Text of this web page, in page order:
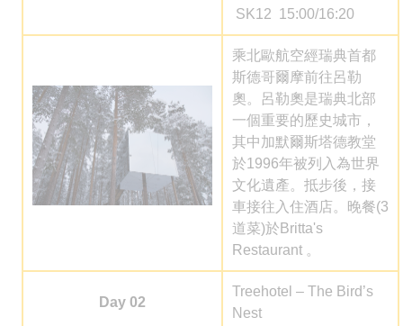
SK12 15:00/16:20
乘北歐航空經瑞典首都
斯德哥爾摩前往呂勒
奧。呂勒奧是瑞典北部
一個重要的歷史城市，
其中加默爾斯塔德教堂
於1996年被列入為世界
文化遺產。抵步後，接
車接往入住酒店。晚餐(3
道菜)於Britta's
Restaurant 。
Day 02
Treehotel – The Bird’s
Nest